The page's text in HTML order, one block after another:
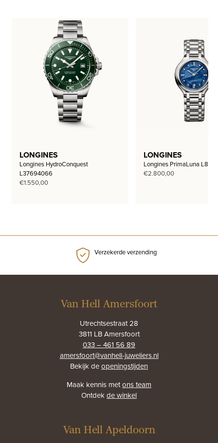
LONGINES
Longines HydroConquest
L37694066
€1.550,00
LONGINES
Longines PrimaLuna
€2.800,00
Verzekerde verzending
Van Hell Amersfoort
Utrechtsestraat 28
3811 LB Amersfoort
033 – 461 56 89
amersfoort@vanhell-juweliers.nl
Bekijk deopeningstijden
Maak kennis metons team
Ontdekde winkel
Van Hell Apeldoorn